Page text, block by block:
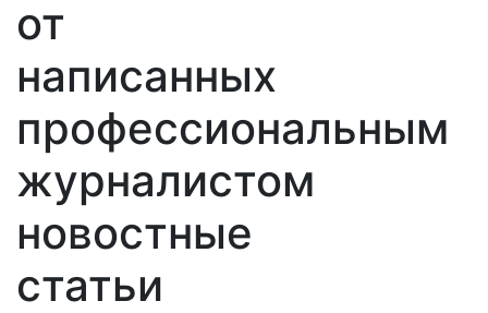
от
написанных
профессиональным
журналистом
новостные
статьи